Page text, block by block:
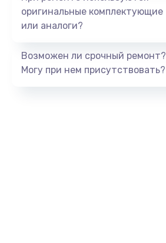
оригинальные комплектующие
или аналоги?
Возможен ли срочный ремонт?
Могу при нем присутствовать?